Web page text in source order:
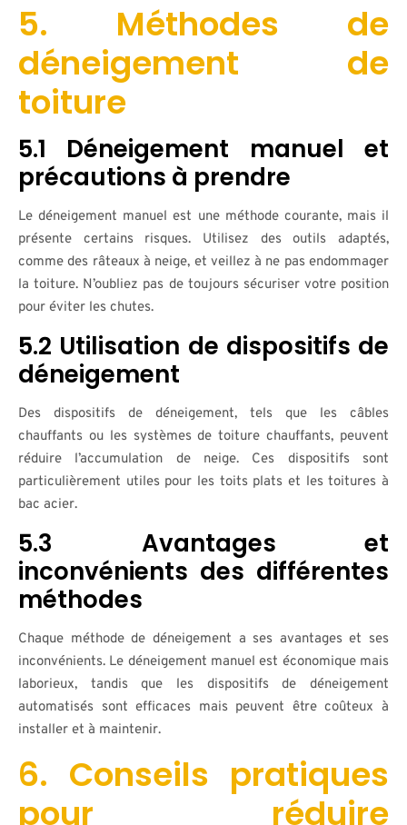
5. Méthodes de
déneigement de
toiture
5.1 Déneigement manuel et
précautions à prendre
Le déneigement manuel est une méthode courante, mais il
présente certains risques. Utilisez des outils adaptés,
comme des râteaux à neige, et veillez à ne pas endommager
la toiture. N’oubliez pas de toujours sécuriser votre position
pour éviter les chutes.
5.2 Utilisation de dispositifs de
déneigement
Des dispositifs de déneigement, tels que les câbles
chauffants ou les systèmes de toiture chauffants, peuvent
réduire l’accumulation de neige. Ces dispositifs sont
particulièrement utiles pour les toits plats et les toitures à
bac acier.
5.3 Avantages et
inconvénients des différentes
méthodes
Chaque méthode de déneigement a ses avantages et ses
inconvénients. Le déneigement manuel est économique mais
laborieux, tandis que les dispositifs de déneigement
automatisés sont efficaces mais peuvent être coûteux à
installer et à maintenir.
6. Conseils pratiques
pour réduire